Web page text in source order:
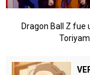
Dragon Ball Z fue